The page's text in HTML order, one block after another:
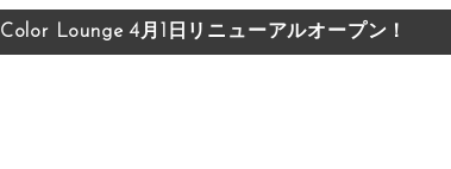
Color Lounge 4月1日リニューアルオープン！
Color Lounge 4月1日リニューアルオープン！